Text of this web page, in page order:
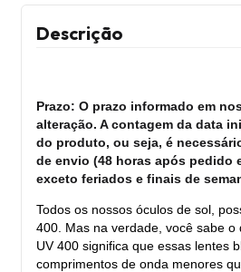
Descrição
Prazo: O prazo informado em
alteração. A contagem da data
do produto, ou seja, é
de envio (48 horas após pedido
exceto feriados e finais de
Todos os nossos óculos de sol,
400. Mas na verdade, você sabe o
UV 400 significa que essas lentes
comprimentos de onda menores